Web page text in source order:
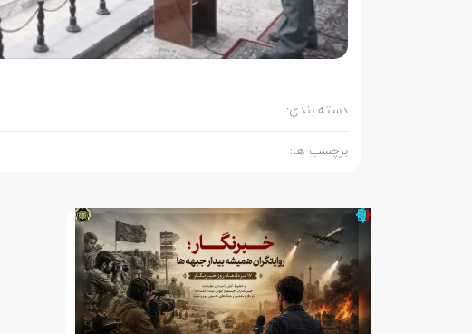
دسته بندی:
برچسب ها: